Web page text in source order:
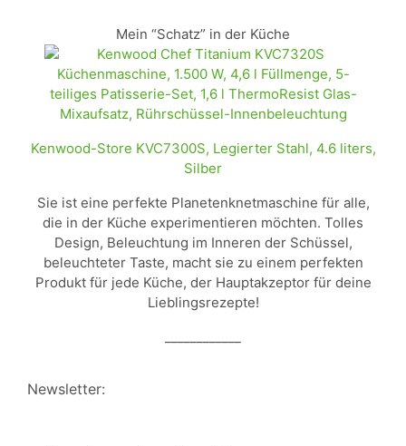
Mein “Schatz” in der Küche
Kenwood-Store KVC7300S, Legierter Stahl, 4.6 liters,
Silber
Sie ist eine perfekte Planetenknetmaschine für alle,
die in der Küche experimentieren möchten. Tolles
Design, Beleuchtung im Inneren der Schüssel,
beleuchteter Taste, macht sie zu einem perfekten
Produkt für jede Küche, der Hauptakzeptor für deine
Lieblingsrezepte!
Newsletter: